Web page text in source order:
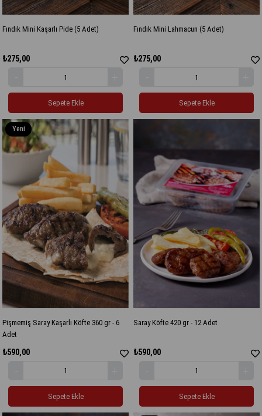
Fındık Mini Kaşarlı Pide (5 Adet)
₺275,00
Sepete Ekle
Fındık Mini Lahmacun (5 Adet)
₺275,00
Sepete Ekle
Pişmemiş Saray Kaşarlı Köfte 360 gr - 6
Adet
₺590,00
Yeni
Ürün
Sepete Ekle
Saray Köfte 420 gr - 12 Adet
₺590,00
Sepete Ekle